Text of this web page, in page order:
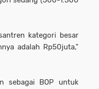
kategori besar
adalah Rp50juta,"
sebagai BOP untuk